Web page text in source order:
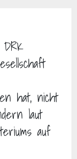
hat, nicht
laut
auf